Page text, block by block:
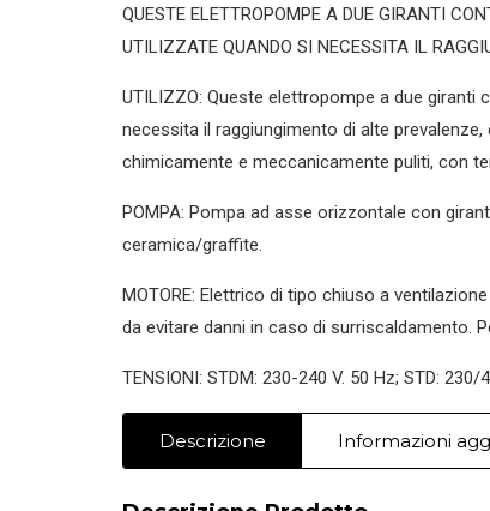
QUESTE ELETTROPOMPE A DUE GIRANTI
UTILIZZATE QUANDO SI NECESSITA IL
UTILIZZO: Queste elettropompe a due giranti
necessita il raggiungimento di alte
chimicamente e meccanicamente puliti, con
POMPA: Pompa ad asse orizzontale con
ceramica/graffite.
MOTORE: Elettrico di tipo chiuso a
da evitare danni in caso di surriscaldamento.
TENSIONI: STDM: 230-240 V. 50 Hz; STD:
Descrizione Informazioni